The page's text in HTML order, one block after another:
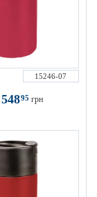
15246-07
54895 грн